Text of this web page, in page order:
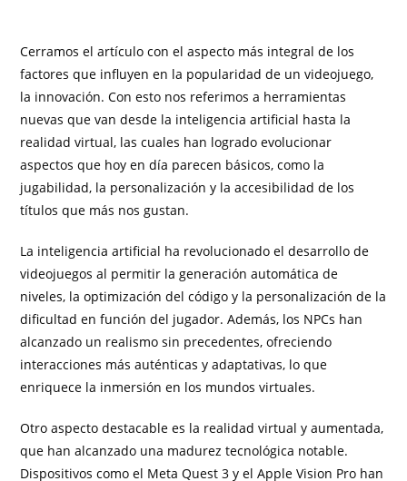
Cerramos el artículo con el aspecto más integral de los
factores que influyen en la popularidad de un videojuego,
la innovación. Con esto nos referimos a herramientas
nuevas que van desde la inteligencia artificial hasta la
realidad virtual, las cuales han logrado evolucionar
aspectos que hoy en día parecen básicos, como la
jugabilidad, la personalización y la accesibilidad de los
títulos que más nos gustan.
La inteligencia artificial ha revolucionado el desarrollo de
videojuegos al permitir la generación automática de
niveles, la optimización del código y la personalización de la
dificultad en función del jugador. Además, los NPCs han
alcanzado un realismo sin precedentes, ofreciendo
interacciones más auténticas y adaptativas, lo que
enriquece la inmersión en los mundos virtuales.
Otro aspecto destacable es la realidad virtual y aumentada,
que han alcanzado una madurez tecnológica notable.
Dispositivos como el Meta Quest 3 y el Apple Vision Pro han